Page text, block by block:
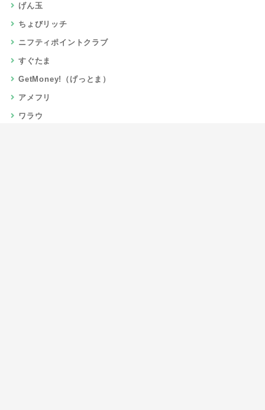
げん玉
ちょびリッチ
ニフティポイントクラブ
すぐたま
GetMoney!（げっとま）
アメフリ
ワラウ